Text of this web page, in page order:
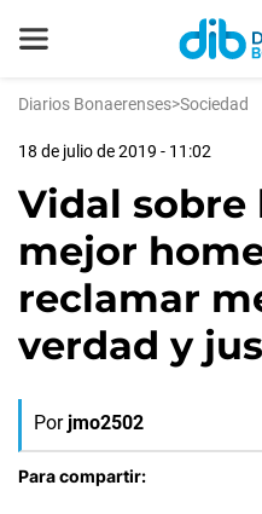
Diarios Bonaerenses>Sociedad
18 de julio de 2019 - 11:02
Vidal sobre
mejor
reclamar
verdad y
Por jmo2502
Para compartir: